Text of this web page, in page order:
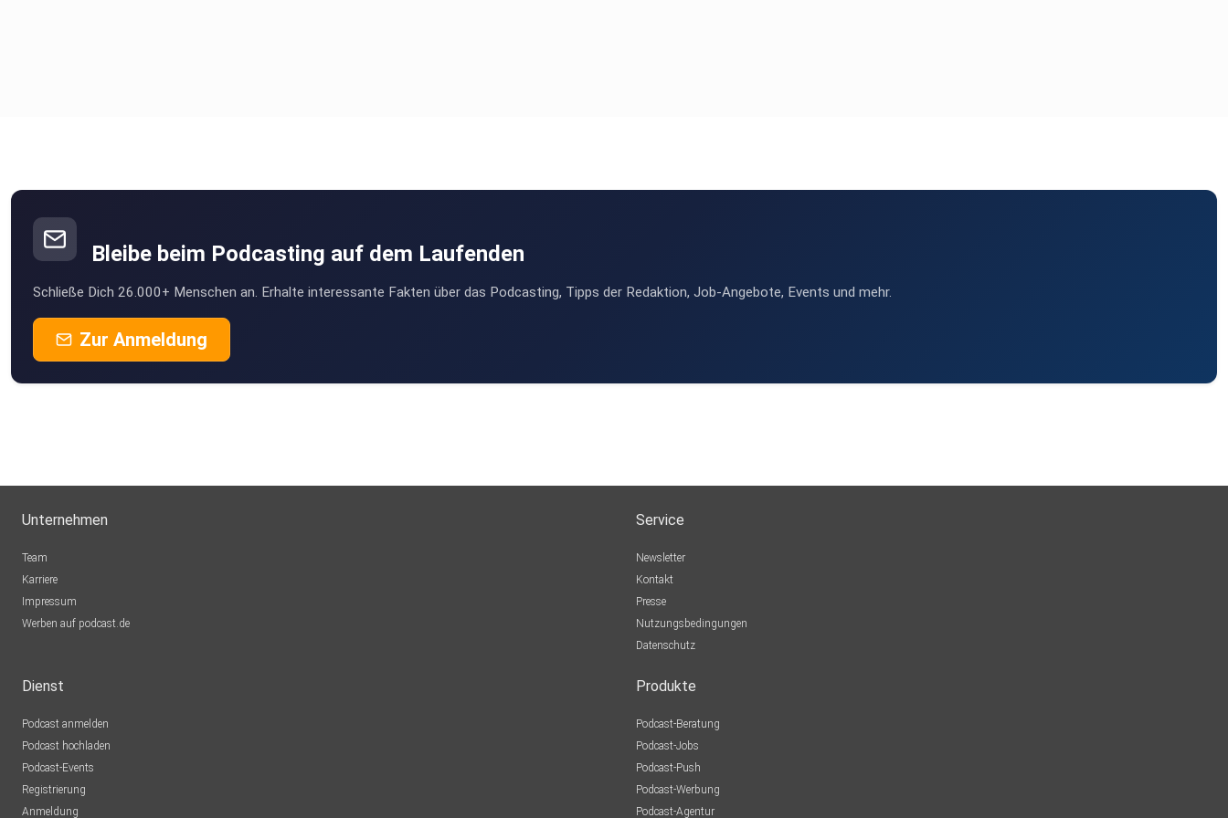
Bleibe beim Podcasting auf dem Laufenden
Schließe Dich 26.000+ Menschen an. Erhalte interessante Fakten über das Podcasting, Tipps der Redaktion, Job-Angebote, Events und mehr.
Zur Anmeldung
Unternehmen
Team
Karriere
Impressum
Werben auf podcast.de
Service
Newsletter
Kontakt
Presse
Nutzungsbedingungen
Datenschutz
Dienst
Podcast anmelden
Podcast hochladen
Podcast-Events
Registrierung
Anmeldung
Produkte
Podcast-Beratung
Podcast-Jobs
Podcast-Push
Podcast-Werbung
Podcast-Agentur